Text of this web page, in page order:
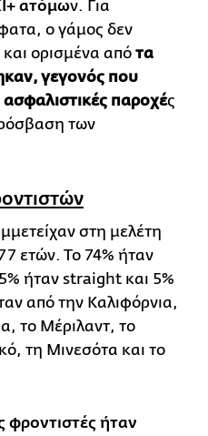
ατόμων. Για
ο γάμος δεν
ορισμένα από τα
γεγονός που
ασφαλιστικές παροχές
των
στη μελέτη
ετών. Το 74% ήταν
ήταν straight και 5%
από την Καλιφόρνια,
το Μέριλαντ, το
τη Μινεσότα και το
φροντιστές ήταν